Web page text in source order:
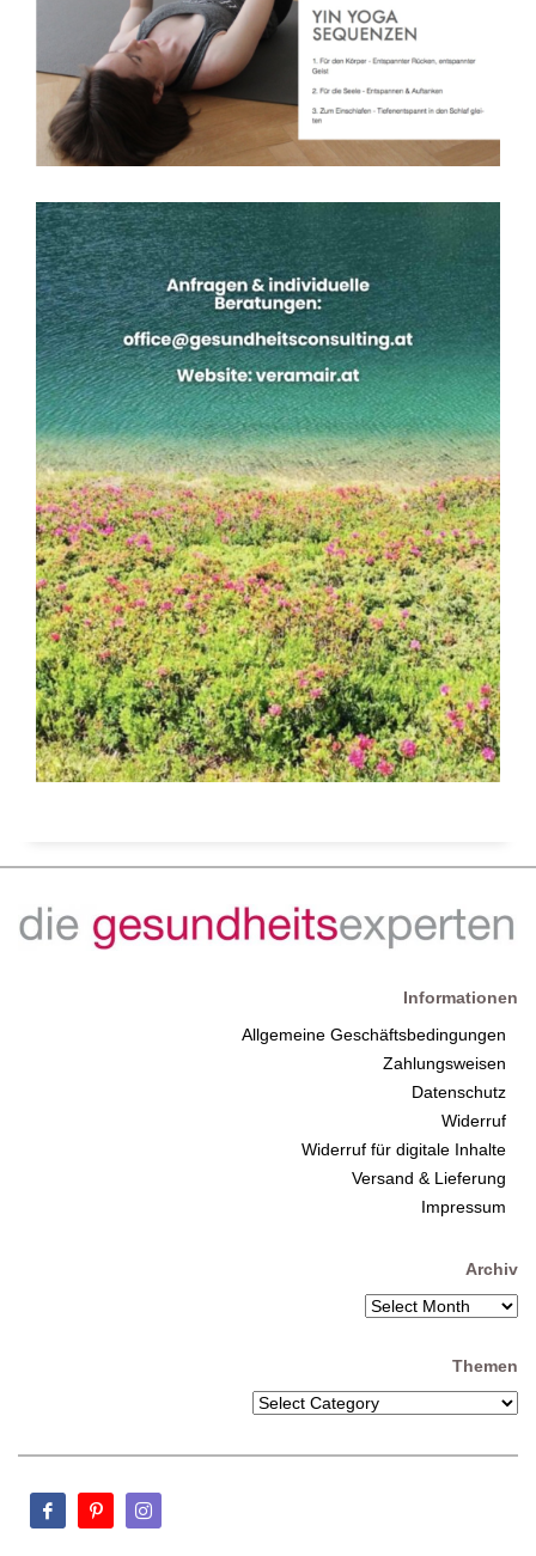
Informationen
Allgemeine Geschäftsbedingungen
Zahlungsweisen
Datenschutz
Widerruf
Widerruf für digitale Inhalte
Versand & Lieferung
Impressum
Archiv
Themen